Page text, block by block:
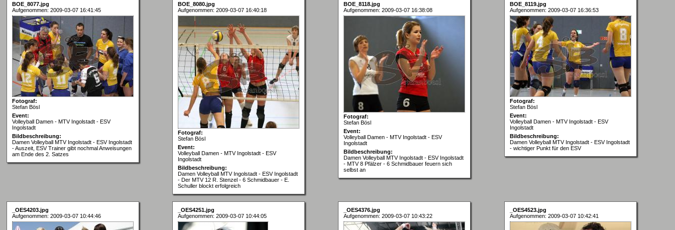
BOE_8077.jpg
Aufgenommen: 2009-03-07 16:41:45
Fotograf:
Stefan Bösl
Event:
Volleyball Damen - MTV Ingolstadt - ESV
Ingolstadt
Bildbeschreibung:
Damen Volleyball MTV Ingolstadt - ESV Ingolstadt
- Auszeit, ESV Trainer gibt nochmal Anweisungen
am Ende des 2. Satzes
BOE_8080.jpg
Aufgenommen: 2009-03-07 16:40:18
Fotograf:
Stefan Bösl
Event:
Volleyball Damen - MTV Ingolstadt - ESV
Ingolstadt
Bildbeschreibung:
Damen Volleyball MTV Ingolstadt - ESV Ingolstadt
- Der MTV 12 R. Stenzel - 6 Schmidbauer - E.
Schuller blockt erfolgreich
BOE_8118.jpg
Aufgenommen: 2009-03-07 16:38:08
Fotograf:
Stefan Bösl
Event:
Volleyball Damen - MTV Ingolstadt - ESV
Ingolstadt
Bildbeschreibung:
Damen Volleyball MTV Ingolstadt - ESV Ingolstadt
- MTV 8 Pfälzer - 6 Schmidbauer feuern sich
selbst an
BOE_8119.jpg
Aufgenommen: 2009-03-07 16:36:53
Fotograf:
Stefan Bösl
Event:
Volleyball Damen - MTV Ingolstadt - ESV
Ingolstadt
Bildbeschreibung:
Damen Volleyball MTV Ingolstadt - ESV Ingolstadt
- wichtiger Punkt für den ESV
_OES4203.jpg
Aufgenommen: 2009-03-07 10:44:46
_OES4251.jpg
Aufgenommen: 2009-03-07 10:44:05
_OES4376.jpg
Aufgenommen: 2009-03-07 10:43:22
_OES4523.jpg
Aufgenommen: 2009-03-07 10:42:41